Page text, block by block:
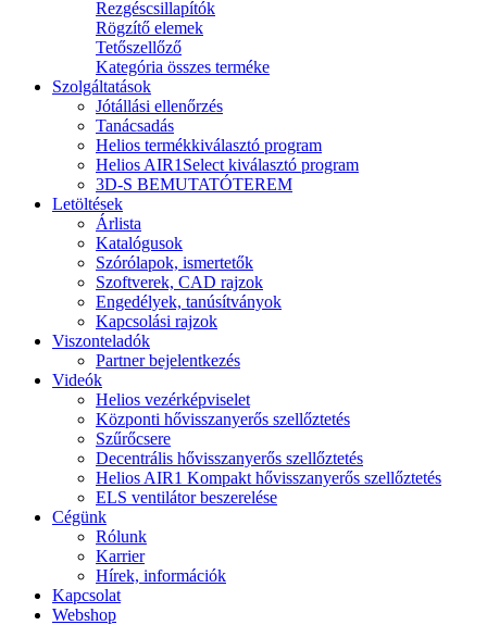
Rezgéscsillapítók
Rögzítő elemek
Tetőszellőző
Kategória összes terméke
Szolgáltatások
Jótállási ellenőrzés
Tanácsadás
Helios termékkiválasztó program
Helios AIR1Select kiválasztó program
3D-S BEMUTATÓTEREM
Letöltések
Árlista
Katalógusok
Szórólapok, ismertetők
Szoftverek, CAD rajzok
Engedélyek, tanúsítványok
Kapcsolási rajzok
Viszonteladók
Partner bejelentkezés
Videók
Helios vezérképviselet
Központi hővisszanyerős szellőztetés
Szűrőcsere
Decentrális hővisszanyerős szellőztetés
Helios AIR1 Kompakt hővisszanyerős szellőztetés
ELS ventilátor beszerelése
Cégünk
Rólunk
Karrier
Hírek, információk
Kapcsolat
Webshop